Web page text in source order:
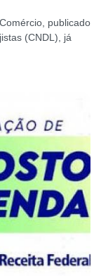
publicado
(CNDL), já